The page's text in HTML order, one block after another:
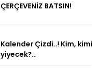
ÇERÇEVENİZ BATSIN!
Kalender Çizdi..! Kim, kimi
yiyecek?..